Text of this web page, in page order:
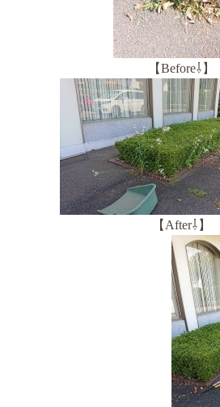
【Before⇩】
【After⇩】